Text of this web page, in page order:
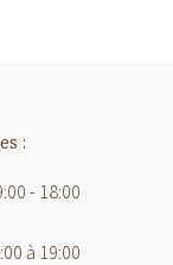
:
- 18:00
à 19:00